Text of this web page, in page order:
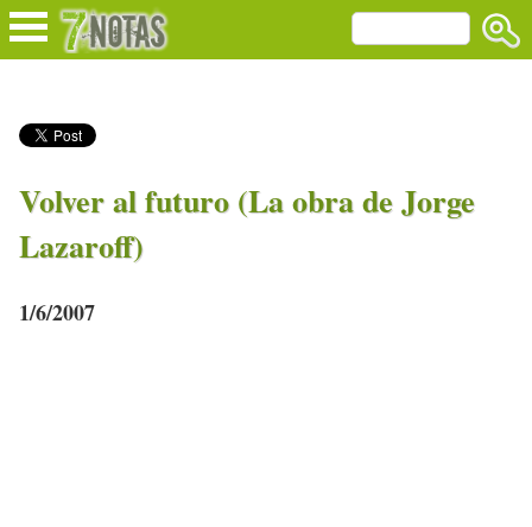
Volver al futuro (La obra de Jorge
Lazaroff)
1/6/2007